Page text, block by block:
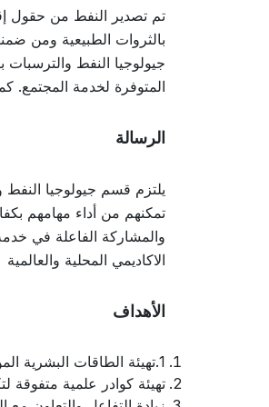
بالثروات الطبيعية ومن
جيولوجيا النفط والترسبات
المتوفرة لخدمة المجتمع.
الرسالة
يلتزم قسم جيولوجيا النفط
تمكنهم من أداء مهامهم
والمشاركة الفاعلة في
الاكاديمي المحلية والعالمية
الأهداف
1.تهيئة الطاقات البشرية المؤهلة والقادرة على استكشاف واستغلال الثروات الطبيعية
تهيئة كوادر علمية متفوقة